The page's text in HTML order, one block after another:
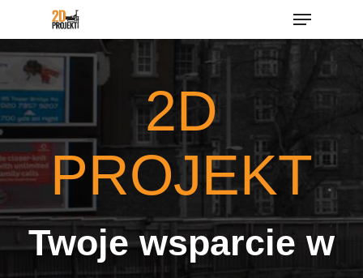
to
main
content
Menu
2D
PROJEKT
Twoje wsparcie w